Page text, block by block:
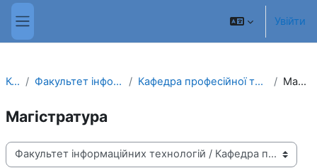
Перейти до головного вмісту
Бокова панель
Увійти
Курси Факультет інформаційних технологій Кафедра професійної та соціально гуманітарної освіти Магістратура
Магістратура
Категорії НМК